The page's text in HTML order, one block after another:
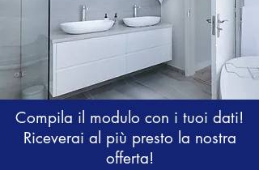
Compila il modulo con i tuoi dati!
Riceverai al più presto la nostra
offerta!